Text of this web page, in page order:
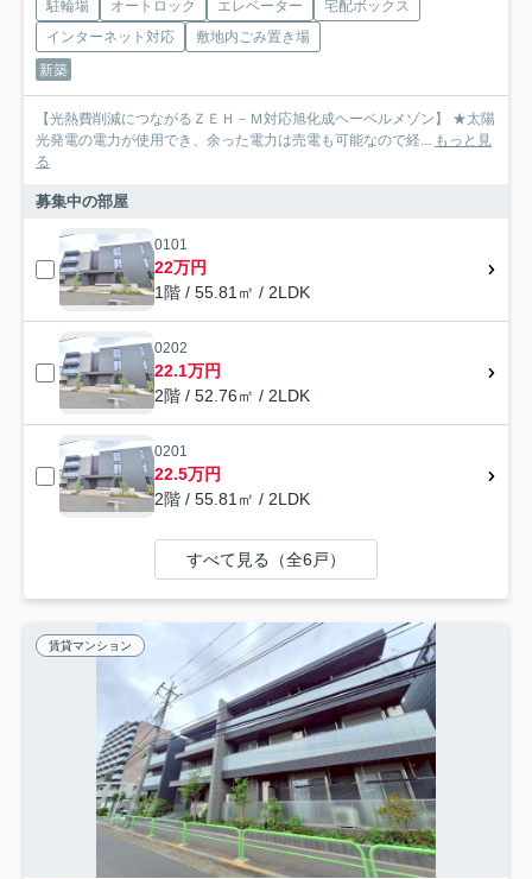
駐輪場 オートロック エレベーター
宅配ボックス
インターネット対応
敷地内ごみ置き場
新築
【光熱費削減につながるＺＥＨ－Ｍ対応旭化成ヘーベルメゾン】 ★太陽
光発電の電力が使用でき、余った電力は売電も可能なので経... もっと見
る
募集中の部屋
0101
22万円
1階 / 55.81㎡ / 2LDK
0202
22.1万円
2階 / 52.76㎡ / 2LDK
0201
22.5万円
2階 / 55.81㎡ / 2LDK
すべて見る（全6戸）
賃貸マンション